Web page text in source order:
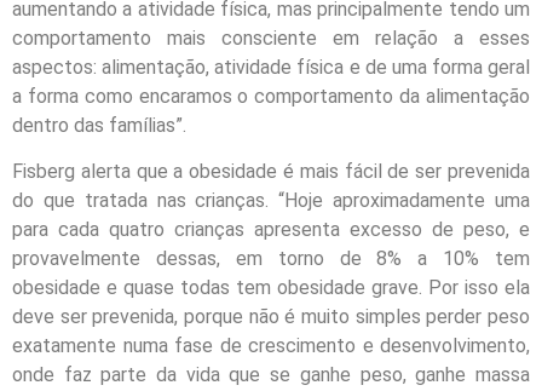
aumentando a atividade física, mas principalmente tendo um
comportamento mais consciente em relação a esses
aspectos: alimentação, atividade física e de uma forma geral
a forma como encaramos o comportamento da alimentação
dentro das famílias”.
Fisberg alerta que a obesidade é mais fácil de ser prevenida
do que tratada nas crianças. “Hoje aproximadamente uma
para cada quatro crianças apresenta excesso de peso, e
provavelmente dessas, em torno de 8% a 10% tem
obesidade e quase todas tem obesidade grave. Por isso ela
deve ser prevenida, porque não é muito simples perder peso
exatamente numa fase de crescimento e desenvolvimento,
onde faz parte da vida que se ganhe peso, ganhe massa